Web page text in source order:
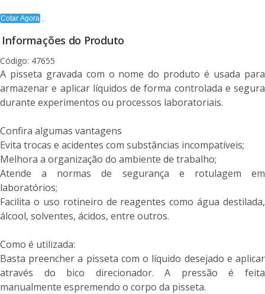
Cotar Agora
Informações do Produto
Código: 47655
A pisseta gravada com o nome do produto é usada para
armazenar e aplicar líquidos de forma controlada e segura
durante experimentos ou processos laboratoriais.
Confira algumas vantagens
Evita trocas e acidentes com substâncias incompatíveis;
Melhora a organização do ambiente de trabalho;
Atende a normas de segurança e rotulagem em
laboratórios;
Facilita o uso rotineiro de reagentes como água destilada,
álcool, solventes, ácidos, entre outros.
Como é utilizada:
Basta preencher a pisseta com o líquido desejado e aplicar
através do bico direcionador. A pressão é feita
manualmente espremendo o corpo da pisseta.